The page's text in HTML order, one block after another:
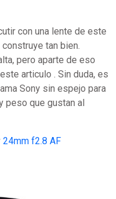
con una lente de este
tan bien.
pero aparte de eso
articulo . Sin duda, es
Sony sin espejo para
peso que gustan al
24mm f2.8 AF